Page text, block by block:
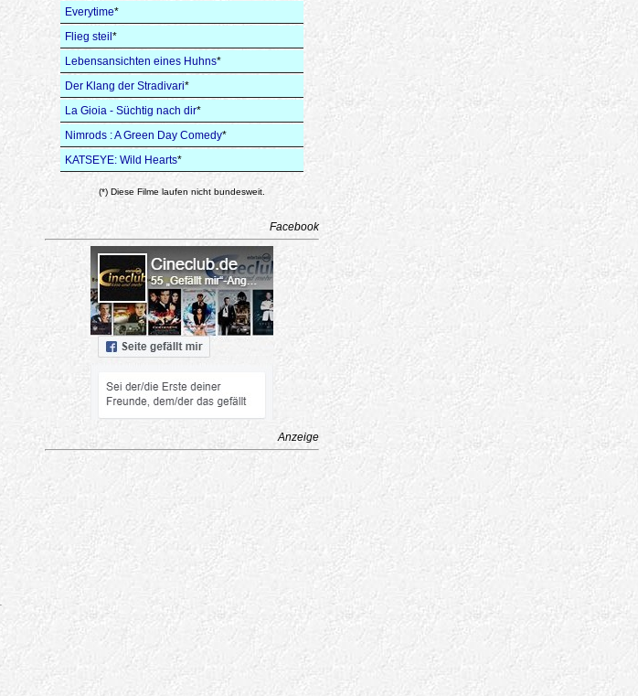
Everytime*
Flieg steil *
Lebensansichten eines Huhns*
Der Klang der Stradivari*
La Gioia - Süchtig nach dir*
Nimrods : A Green Day Comedy*
KATSEYE: Wild Hearts*
(*) Diese Filme laufen nicht bundesweit.
Facebook
Anzeige